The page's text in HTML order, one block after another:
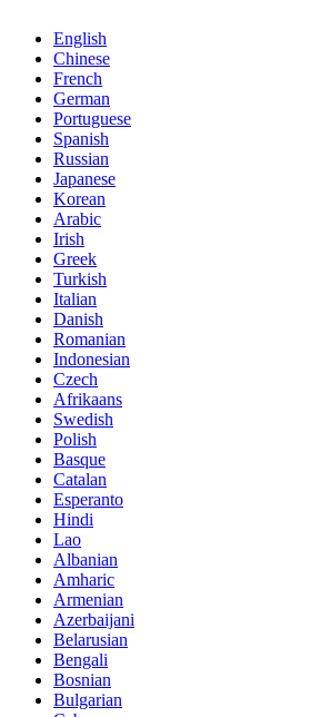
English
Chinese
French
German
Portuguese
Spanish
Russian
Japanese
Korean
Arabic
Irish
Greek
Turkish
Italian
Danish
Romanian
Indonesian
Czech
Afrikaans
Swedish
Polish
Basque
Catalan
Esperanto
Hindi
Lao
Albanian
Amharic
Armenian
Azerbaijani
Belarusian
Bengali
Bosnian
Bulgarian